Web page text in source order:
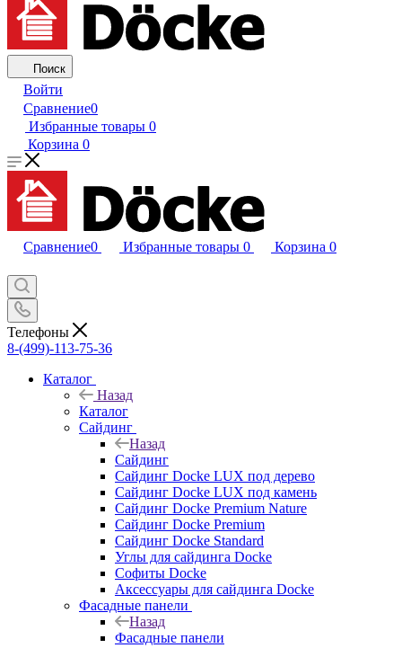
Поиск
Войти
Сравнение0
Избранные товары 0
Корзина 0
Сравнение0 Избранные товары 0 Корзина 0
Телефоны
8-(499)-113-75-36
Каталог
Назад
Каталог
Сайдинг
Назад
Сайдинг
Сайдинг Docke LUX под дерево
Сайдинг Docke LUX под камень
Сайдинг Docke Premium Nature
Сайдинг Docke Premium
Сайдинг Docke Standard
Углы для сайдинга Docke
Софиты Docke
Аксессуары для сайдинга Docke
Фасадные панели
Назад
Фасадные панели